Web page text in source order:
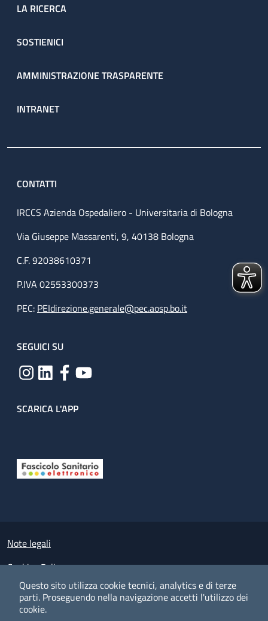
Questo sito utilizza cookie tecnici, analytics e di terze
parti. Proseguendo nella navigazione accetti l'utilizzo dei
cookie.
LA RICERCA
SOSTIENICI
AMMINISTRAZIONE TRASPARENTE
INTRANET
CONTATTI
IRCCS Azienda Ospedaliero - Universitaria di Bologna
Via Giuseppe Massarenti, 9, 40138 Bologna
C.F. 92038610371
P.IVA 02553300373
PEC: PEIdirezione.generale@pec.aosp.bo.it
SEGUICI SU
SCARICA L'APP
Small prints
Note legali
Cookies Policy
Policy privacy e protezione del dato personale
Albo pretorio on-line